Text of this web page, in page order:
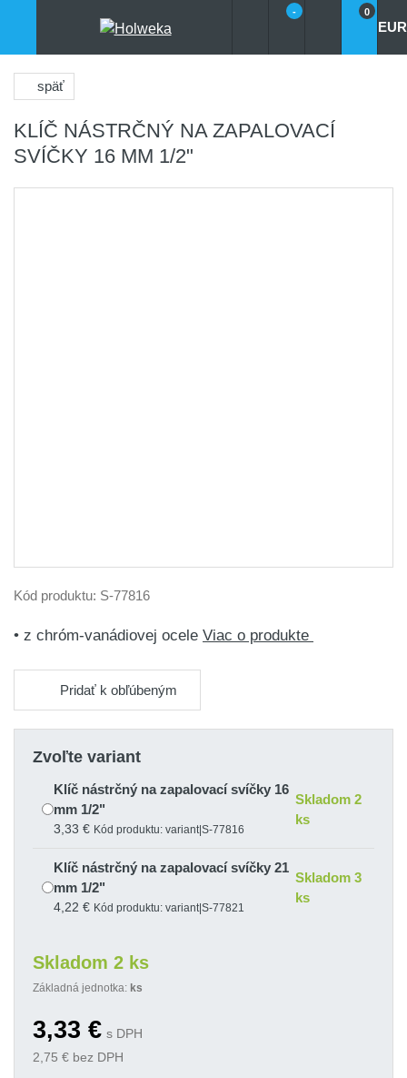
- 0
EUR
späť
KLÍČ NÁSTRČNÝ NA ZAPALOVACÍ
SVÍČKY 16 MM 1/2"
Kód produktu: S-77816
• z chróm-vanádiovej ocele Viac o produkte
Pridať k obľúbeným
Zvoľte variant
Klíč nástrčný na zapalovací svíčky 16
mm 1/2"
3,33 € Kód produktu: variant|S-77816
Skladom 2
ks
Klíč nástrčný na zapalovací svíčky 21
mm 1/2"
4,22 € Kód produktu: variant|S-77821
Skladom 3
ks
Skladom 2 ks
Základná jednotka: ks
3,33 € s DPH
2,75 € bez DPH